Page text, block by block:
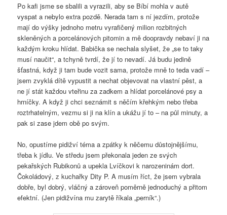
Po kafi jsme se sbalili a vyrazili, aby se Bíbí mohla v autě
vyspat a nebylo extra pozdě. Nerada tam s ní jezdím, protože
mají do výšky jednoho metru vyrafičený milion rozbitných
skleněných a porcelánových pitomin a mě doopravdy nebaví ji na
každým kroku hlídat. Babička se nechala slyšet, že „se to taky
musí naučit“, a tchyně tvrdí, že jí to nevadí. Já budu jedině
šťastná, když ji tam bude vozit sama, protože mně to teda vadí –
jsem zvyklá dítě vypustit a nechat objevovat na vlastní pěst, a
ne jí stát každou vteřinu za zadkem a hlídat porcelánové psy a
hrníčky. A když ji chci seznámit s něčím křehkým nebo třeba
roztrhatelným, vezmu si ji na klín a ukážu jí to – na půl minuty, a
pak si zase jdem obě po svým.
No, opustíme pidižví téma a zpátky k něčemu důstojnějšímu,
třeba k jídlu. Ve středu jsem překonala jeden ze svých
pekařských Rubikonů a upekla Lvíčkovi k narozeninám dort.
Čokoládový, z kuchařky Dity P. A musím říct, že jsem vybrala
dobře, byl dobrý, vláčný a zároveň poměrně jednoduchý a přitom
efektní. (Jen pidižvína mu zarytě říkala „perník“.)